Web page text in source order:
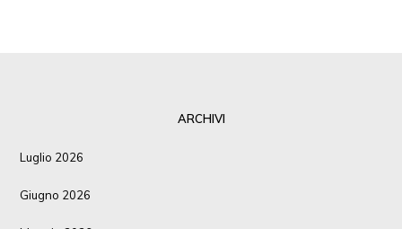
ARCHIVI
Luglio 2026
Giugno 2026